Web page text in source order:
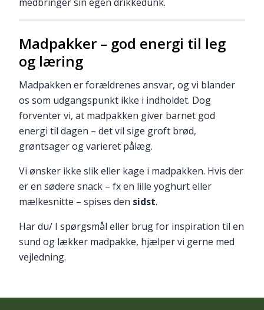
Madpakker – god energi til leg
og læring
Madpakken er forældrenes ansvar, og vi blander
os som udgangspunkt ikke i indholdet. Dog
forventer vi, at madpakken giver barnet god
energi til dagen – det vil sige groft brød,
grøntsager og varieret pålæg.
Vi ønsker ikke slik eller kage i madpakken. Hvis der
er en sødere snack – fx en lille yoghurt eller
mælkesnitte – spises den sidst.
Har du/ I spørgsmål eller brug for inspiration til en
sund og lækker madpakke, hjælper vi gerne med
vejledning.